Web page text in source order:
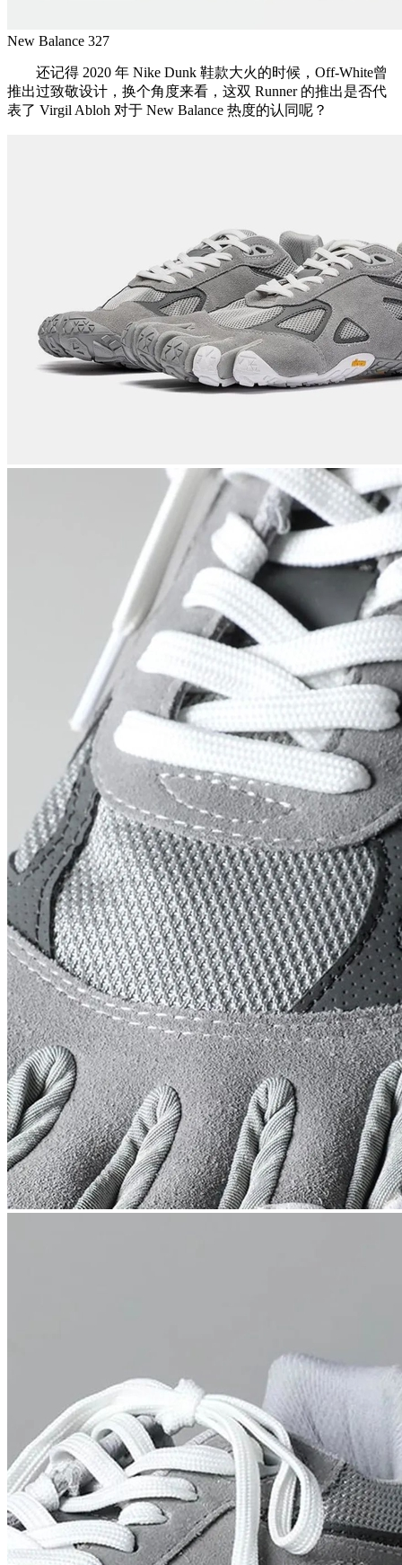
New Balance 327
还记得 2020 年 Nike Dunk 鞋款大火的时候，Off-White曾
推出过致敬设计，换个角度来看，这双 Runner 的推出是否代
表了 Virgil Abloh 对于 New Balance 热度的认同呢？